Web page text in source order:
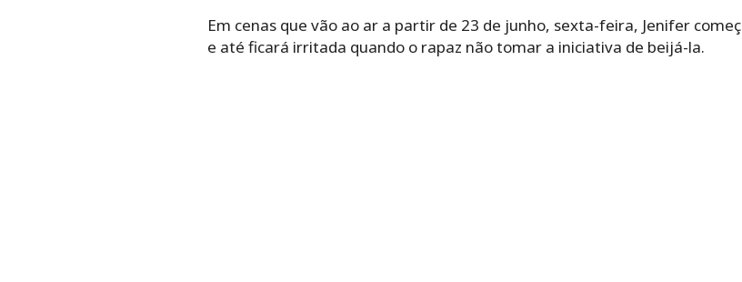
Em cenas que vão ao ar a partir de 23 de junho, sexta-feira, Jenifer
e até ficará irritada quando o rapaz não tomar a iniciativa de beijá-la.